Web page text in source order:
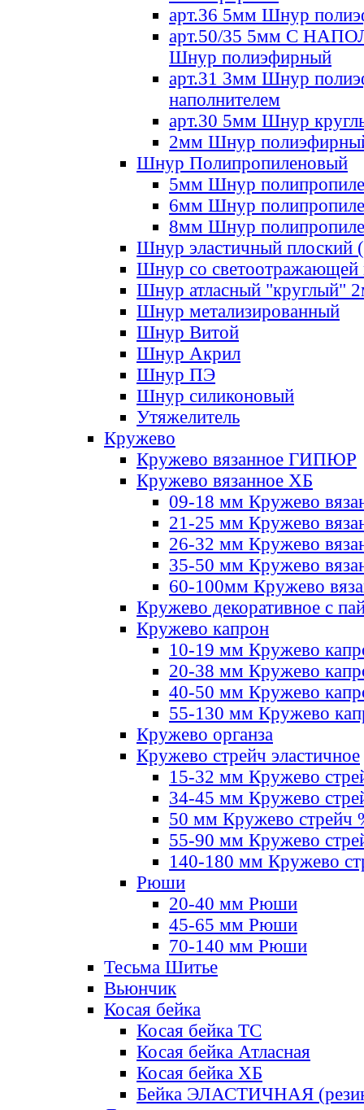
арт.36 5мм Шнур
арт.50/35 5мм С
Шнур полиэфирный
арт.31 3мм Шнур
наполнителем
арт.30 5мм Шнур
2мм Шнур
Шнур Полипропиленовый
5мм Шнур
6мм Шнур
8мм Шнур
Шнур эластичный плоский
Шнур со светоотражающей
Шнур атласный "круглый"
Шнур метализированный
Шнур Витой
Шнур Акрил
Шнур ПЭ
Шнур силиконовый
Утяжелитель
Кружево
Кружево вязанное ГИПЮР
Кружево вязанное ХБ
09-18 мм Кружево
21-25 мм Кружево
26-32 мм Кружево
35-50 мм Кружево
60-100мм Кружево
Кружево декоративное с
Кружево капрон
10-19 мм Кружево
20-38 мм Кружево
40-50 мм Кружево
55-130 мм Кружево
Кружево органза
Кружево стрейч эластичное
15-32 мм Кружево
34-45 мм Кружево
50 мм Кружево стрейч
55-90 мм Кружево
140-180 мм Кружево
Рюши
20-40 мм Рюши
45-65 мм Рюши
70-140 мм Рюши
Тесьма Шитье
Вьюнчик
Косая бейка
Косая бейка ТС
Косая бейка Атласная
Косая бейка ХБ
Бейка ЭЛАСТИЧНАЯ